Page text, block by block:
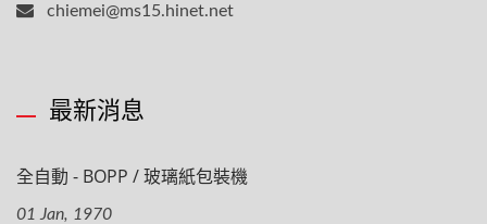
chiemei@ms15.hinet.net
最新消息
全自動 - BOPP / 玻璃紙包裝機
01 Jan, 1970